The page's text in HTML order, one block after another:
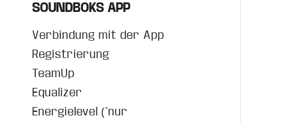
SOUNDBOKS APP
Verbindung mit der App
Registrierung
TeamUp
Equalizer
Energielevel (*nur